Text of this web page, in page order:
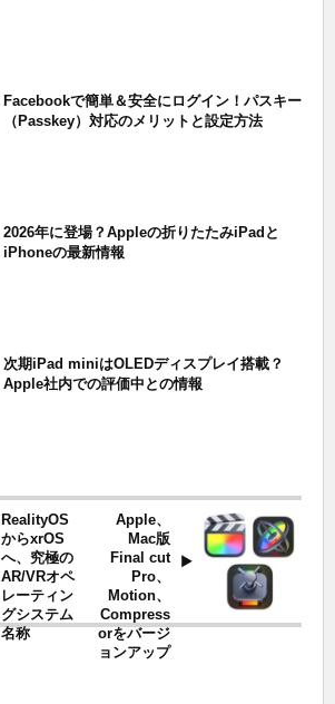
Facebookで簡単＆安全にログイン！パスキー
（Passkey）対応のメリットと設定方法
2026年に登場？Appleの折りたたみiPadと
iPhoneの最新情報
次期iPad miniはOLEDディスプレイ搭載？
Apple社内での評価中との情報
RealityOS
からxrOS
へ、究極の
AR/VRオペ
レーティン
グシステム
名称
Apple、
Mac版
Final cut
Pro、
Motion、
Compress
orをバージ
ョンアップ